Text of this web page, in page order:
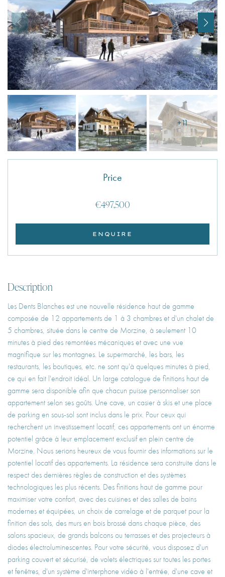
+11
Price
€497,500
ENQUIRE
Description
Les Dents Blanches est une nouvelle résidence haut de gamme
composée de 12 appartements de 1 à 3 chambres et d'un chalet de
5 chambres, située dans le centre de Morzine, à seulement 10
minutes à pied des remontées mécaniques et avec une vue
magnifique sur les montagnes. Le supermarché, les bars, les
restaurants, les boutiques, etc. ne sont qu'à quelques minutes à pied,
ce qui en fait l'endroit idéal. Un large catalogue de finitions haut de
gamme sera disponible afin que chacun puisse personnaliser son
appartement selon ses goûts. Une cave, un casier à skis et une place
de parking en sous-sol sont inclus dans le prix. Pour ceux qui
recherchent un investissement locatif, ces appartements ont un énorme
potentiel grâce à leur emplacement exclusif en plein centre de
Morzine. Nous serions heureux de vous fournir des informations sur le
potentiel locatif des appartements. La résidence sera construite dans le
respect des dernières règles de construction et des systèmes
technologiques les plus récents. Des finitions haut de gamme pour
maximiser votre confort, avec des cuisines et des salles de bains
modernes et équipées, un choix de carrelage et de parquet pour la
finition des sols, des murs en bois brossé dans chaque pièce, des
salons spacieux, de grands balcons ou terrasses et des projecteurs à
diodes électroluminescentes. Pour votre sécurité, vous disposez d'un
parking couvert et sécurisé, de volets électriques sur toutes les portes
et fenêtres, d'un système d'interphone vidéo à l'entrée, d'une cave et